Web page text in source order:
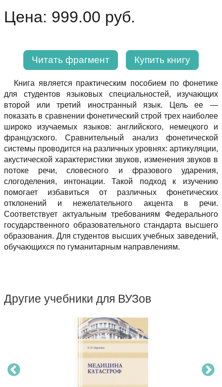
Цена: 999.00 руб.
Читать фрагмент Купить книгу
Книга является практическим пособием по фонетике
для студентов языковых специальностей, изучающих
второй или третий иностранный язык. Цель ее —
показать в сравнении фонетический строй трех наиболее
широко изучаемых языков: английского, немецкого и
французского. Сравнительный анализ фонетической
системы проводится на различных уровнях: артикуляции,
акустической характеристики звуков, изменения звуков в
потоке речи, словесного и фразового ударения,
слогоделения, интонации. Такой подход к изучению
помогает избавиться от различных фонетических
отклонений и нежелательного акцента в речи.
Соответствует актуальным требованиям Федерального
государственного образовательного стандарта высшего
образования. Для студентов высших учебных заведений,
обучающихся по гуманитарным направлениям.
Другие учебники для ВУЗов